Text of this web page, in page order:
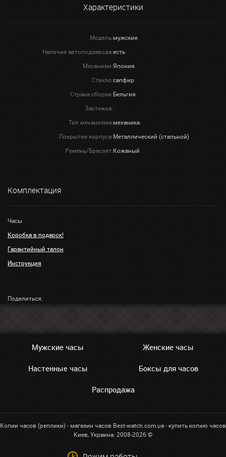
Характеристики
Модель:мужские
Наличие автоподзавода:есть
Механизм:Япония
Стекло:сапфир
Страна сборки:Бельгия
Застежка:
Тип механизма:механика
Покрытие корпуса:Металлический (стальной)
Ремень/Браслет:Кожаный
Комплектация
Часы
Коробка в подарок!
Гарантийный талон
Инструкция
Поделиться:
Мужские часы Женские часы
Настенные часы Боксы для часов
Распродажа
Копии часов (реплики) - магазин часов Best-watch.com.ua - купить копию часов
Киев, Украина. 2008-2026 ©